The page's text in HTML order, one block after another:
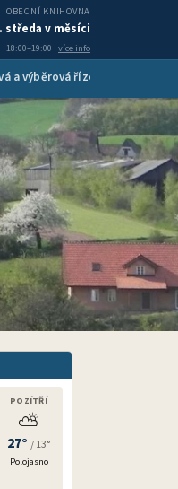
OBECNÍ KNIHOVNA
středa v měsíci
18:00–19:00 · více info
a výběrová řízení
POZÍTŘÍ
⛅
27° / 13°
Polojasno